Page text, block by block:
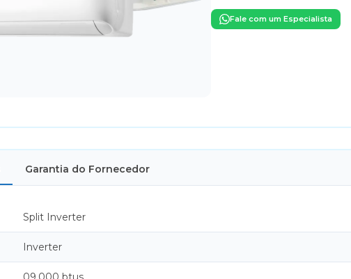
Fale com um Especialista
Garantia do Fornecedor
Split Inverter
Inverter